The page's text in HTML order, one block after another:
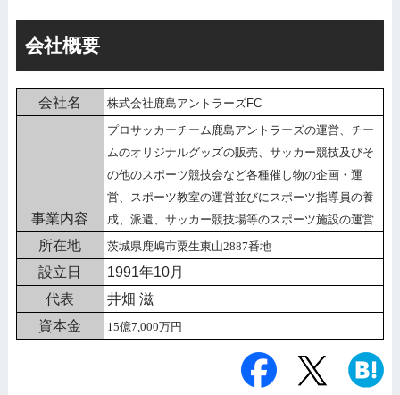
会社概要
会社名 株式会社鹿島アントラーズFC
事業内容
プロサッカーチーム鹿島アントラーズの運営、チー
ムのオリジナルグッズの販売、サッカー競技及びそ
の他のスポーツ競技会など各種催し物の企画・運
営、スポーツ教室の運営並びにスポーツ指導員の養
成、派遣、サッカー競技場等のスポーツ施設の運営
所在地 茨城県鹿嶋市粟生東山2887番地
設立日
1991年10月
代表
井畑 滋
資本金
15億7,000万円